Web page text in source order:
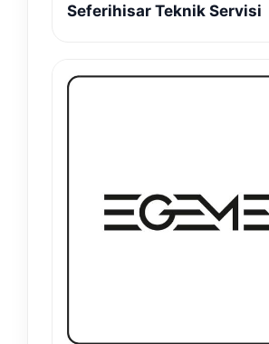
Seferihisar Teknik Servisi